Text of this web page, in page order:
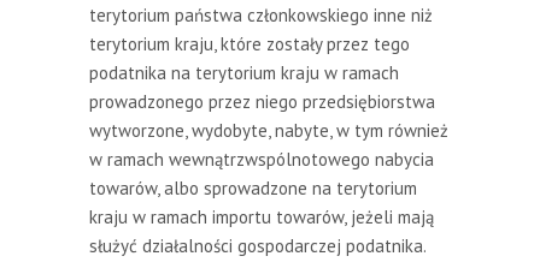
terytorium państwa członkowskiego inne niż
terytorium kraju, które zostały przez tego
podatnika na terytorium kraju w ramach
prowadzonego przez niego przedsiębiorstwa
wytworzone, wydobyte, nabyte, w tym również
w ramach wewnątrzwspólnotowego nabycia
towarów, albo sprowadzone na terytorium
kraju w ramach importu towarów, jeżeli mają
służyć działalności gospodarczej podatnika.